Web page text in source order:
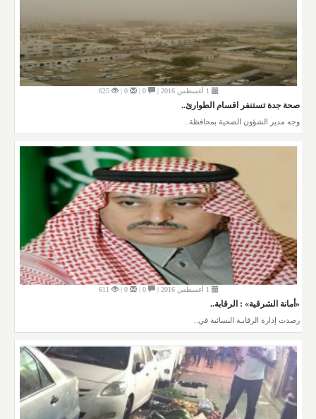
0 |
0 |
625
صحة جدة تستنفر اقسام الطوارئ..
وجه مدير الشؤون الصحية بمحافظة..
0 |
0 |
611
«أمانة الشرقية» : الرقابة..
رصدت إدارة الرقابـة النسائية في..